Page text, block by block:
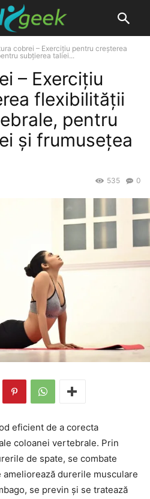
cobrei – Exercițiu pentru creșterea
subțierea taliei...
– Exercițiu
flexibilității
pentru
și frumusețea
0
535
eficient de a corecta
coloanei vertebrale. Prin
de spate, se combate
durerile musculare
se previn și se tratează